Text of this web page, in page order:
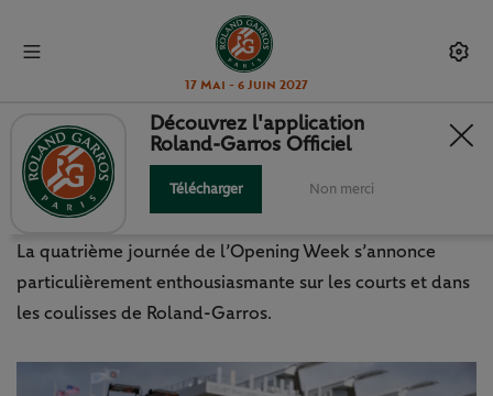
17 Mai - 6 Juin 2027
QUALIFICATIONS 2026 : LE
PROGRAMME DU JEUDI 21 MAI
La quatrième journée de l’Opening Week s’annonce
particulièrement enthousiasmante sur les courts et dans
les coulisses de Roland-Garros.
Découvrez l'application
Roland-Garros Officiel
Télécharger Non merci